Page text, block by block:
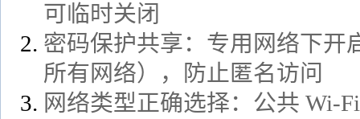
可临时关闭
密码保护共享：专用网络下
所有网络），防止匿名访问
网络类型正确选择：公共 Wi-